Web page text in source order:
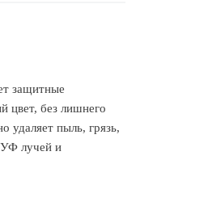
защитные
цвет, без лишнего
удаляет пыль, грязь,
УФ лучей и